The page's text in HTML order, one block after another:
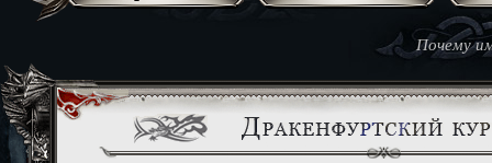
Почему